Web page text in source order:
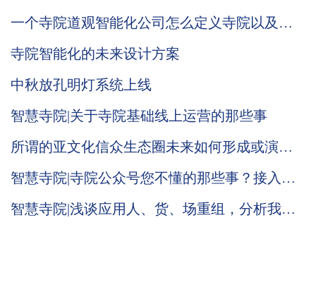
一个寺院道观智能化公司怎么定义寺院以及道
寺院智能化的未来设计方案
中秋放孔明灯系统上线
智慧寺院|关于寺院基础线上运营的那些事
所谓的亚文化信众生态圈未来如何形成或演
智慧寺院|寺院公众号您不懂的那些事？接入寺
智慧寺院|浅谈应用人、货、场重组，分析我们